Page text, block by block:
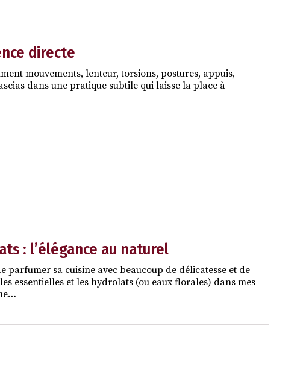
directe
mouvements, lenteur, torsions, postures, appuis,
dans une pratique subtile qui laisse la place à
: l’élégance au naturel
parfumer sa cuisine avec beaucoup de délicatesse et de
essentielles et les hydrolats (ou eaux florales) dans mes